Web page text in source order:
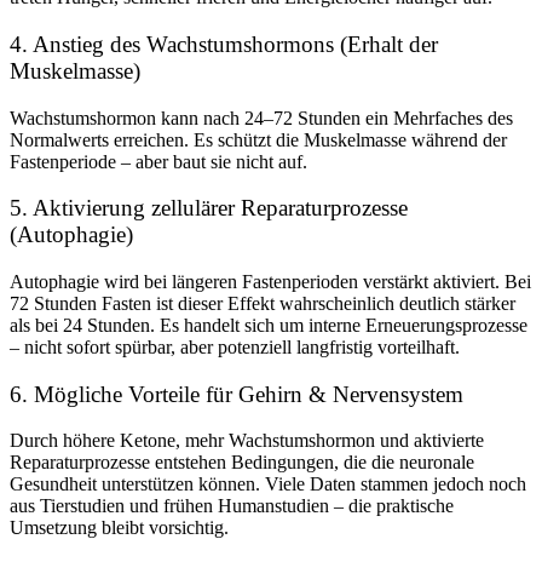
4. Anstieg des Wachstumshormons (Erhalt der
Muskelmasse)
Wachstumshormon kann nach 24–72 Stunden ein Mehrfaches des
Normalwerts erreichen. Es schützt die Muskelmasse während der
Fastenperiode – aber baut sie nicht auf.
5. Aktivierung zellulärer Reparaturprozesse
(Autophagie)
Autophagie wird bei längeren Fastenperioden verstärkt aktiviert. Bei
72 Stunden Fasten ist dieser Effekt wahrscheinlich deutlich stärker
als bei 24 Stunden. Es handelt sich um interne Erneuerungsprozesse
– nicht sofort spürbar, aber potenziell langfristig vorteilhaft.
6. Mögliche Vorteile für Gehirn & Nervensystem
Durch höhere Ketone, mehr Wachstumshormon und aktivierte
Reparaturprozesse entstehen Bedingungen, die die neuronale
Gesundheit unterstützen können. Viele Daten stammen jedoch noch
aus Tierstudien und frühen Humanstudien – die praktische
Umsetzung bleibt vorsichtig.